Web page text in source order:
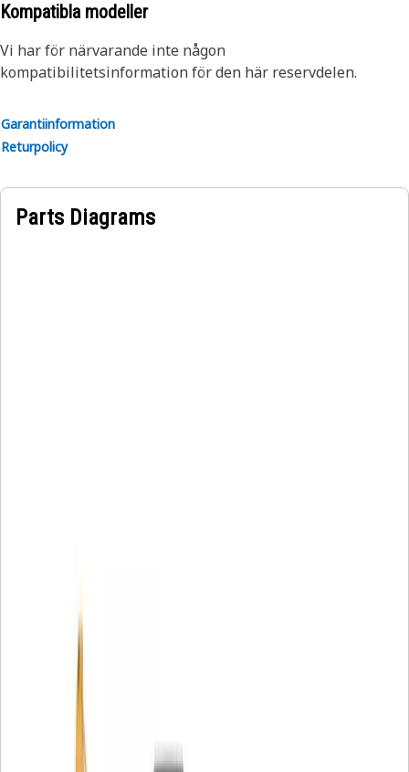
Kompatibla modeller
Vi har för närvarande inte någon
kompatibilitetsinformation för den här reservdelen.
Garantiinformation
Returpolicy
Parts Diagrams